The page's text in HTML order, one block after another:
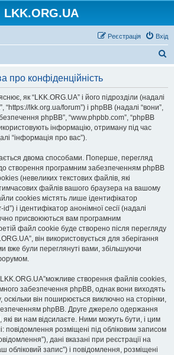
LKK.ORG.UA
Вхід
Реєстрація
про конфіденційність
як “LKK.ORG.UA” і його підрозділи (надалі
“https://lkk.org.ua/forum”) і phpBB (надалі “вони”,
phpBB”, “www.phpbb.com”, “phpBB
інформацію, отриману під час
“інформація про вас”).
двома способами. Поперше, перегляд
створення програмним забезпеченням phpBB
(невеликих текстових файлів, які
файлів вашого браузера на вашому
cookies містять лише ідентифікатор
і ідентифікатор анонімної сесії (надалі
присвоюються вам програмним
файл cookie буде створено після перегляду
він використовується для зберігання
вже були переглянуті вами, збільшуючи
створення файлів cookies,
забезпечення phpBB, однак вони виходять
оскільки він поширюється виключно на сторінки,
phpBB. Друге джерело одержання
які ви нам відсилаєте. Ними можуть бути, і цим
повідомлення розміщені під обліковим записом
дані вказані при реєстрації на
обліковий запис”) і повідомлення, розміщені